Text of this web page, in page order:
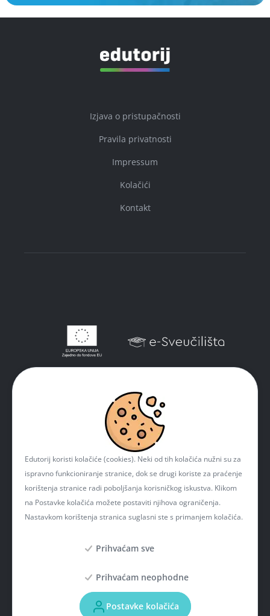
Izjava o pristupačnosti
Pravila privatnosti
Impressum
Kolačići
Kontakt
informacija o EU fondovima možete naći na mrežnim stranicama Ministarstva
regionalnoga razvoja i fondova Europske unije: www.strukturnifondovi.hr
Edutorij koristi kolačiće (cookies). Neki od tih kolačića nužni su za
ispravno funkcioniranje stranice, dok se drugi koriste za praćenje
korištenja stranice radi poboljšanja korisničkog iskustva. Klikom
na Postavke kolačića možete postaviti njihova ograničenja.
Nastavkom korištenja stranica suglasni ste s primanjem kolačića.
Prihvaćam sve
Prihvaćam neophodne
Postavke kolačića